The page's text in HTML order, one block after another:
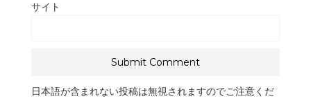
サイト
日本語が含まれない投稿は無視されますのでご注意くだ